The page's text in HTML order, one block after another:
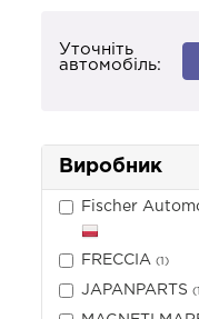
Уточніть
автомобіль:
Виробник
Fischer
FRECCIA (1)
JAPANPARTS